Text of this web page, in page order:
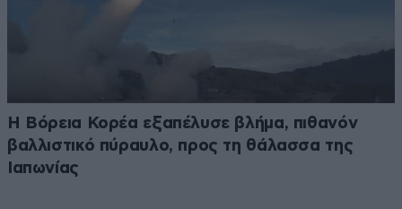
Η Βόρεια Κορέα εξαπέλυσε βλήμα, πιθανόν
βαλλιστικό πύραυλο, προς τη θάλασσα της
Ιαπωνίας